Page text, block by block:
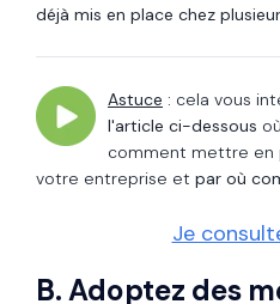
déjà mis en place chez
Astuce : cela vous
l'article ci-dessous
comment mettre en
votre entreprise et par où
Je
B. Adoptez des